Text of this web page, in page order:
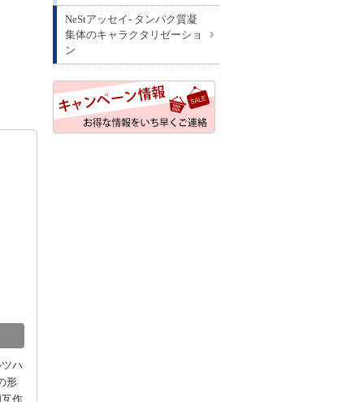
ハ
形
作
NeStアッセイ- タンパク質凝
集体のキャラクタリゼーショ
ン